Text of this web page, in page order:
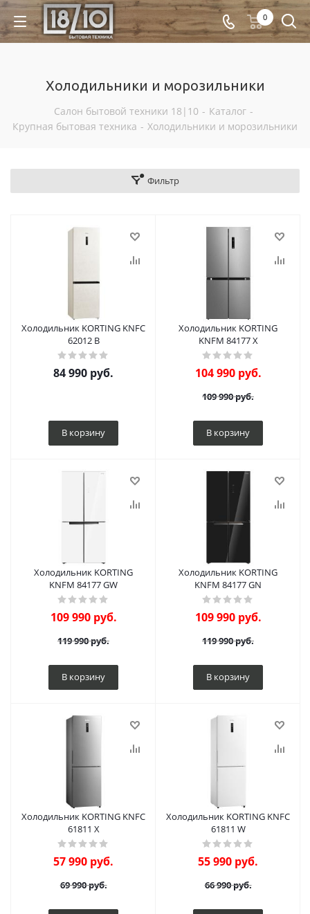
0
Холодильники и морозильники
Салон бытовой техники 18|10 - Каталог -
Крупная бытовая техника - Холодильники и морозильники
Фильтр
Холодильник KORTING KNFC
62012 B
84 990 руб.
В корзину
Холодильник KORTING
KNFM 84177 X
104 990руб.
109 990руб.
В корзину
Холодильник KORTING
KNFM 84177 GW
109 990руб.
119 990руб.
В корзину
Холодильник KORTING
KNFM 84177 GN
109 990руб.
119 990руб.
В корзину
Холодильник KORTING KNFC
61811 X
57 990 руб.
69 990руб.
Холодильник KORTING KNFC
61811 W
55 990 руб.
66 990руб.